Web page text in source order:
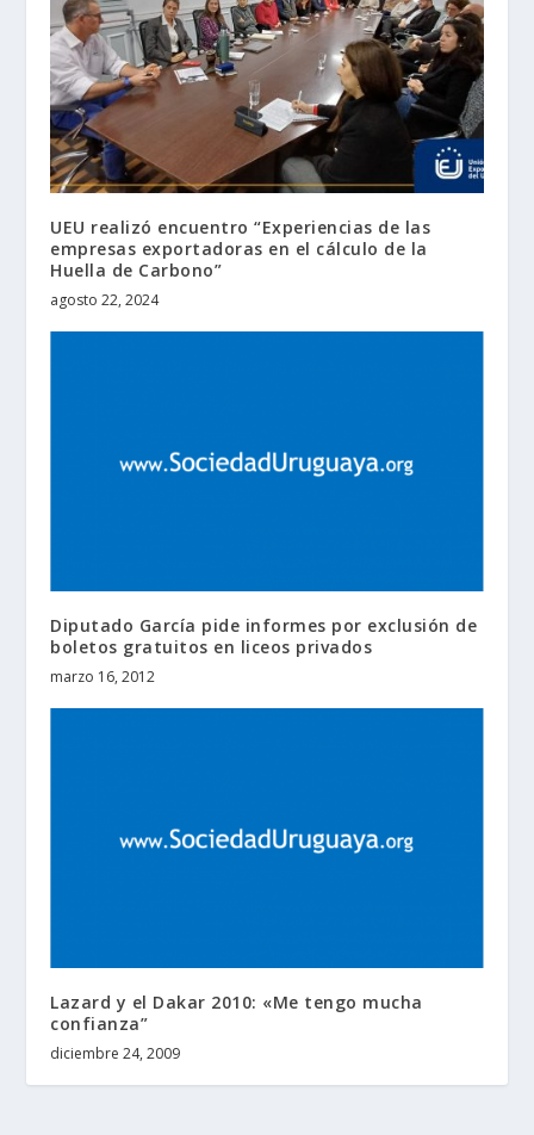
UEU realizó encuentro “Experiencias de las
empresas exportadoras en el cálculo de la
Huella de Carbono”
agosto 22, 2024
Diputado García pide informes por exclusión de
boletos gratuitos en liceos privados
marzo 16, 2012
Lazard y el Dakar 2010: «Me tengo mucha
confianza”
diciembre 24, 2009